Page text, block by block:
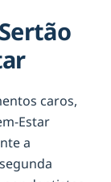
caros,
Estar
a